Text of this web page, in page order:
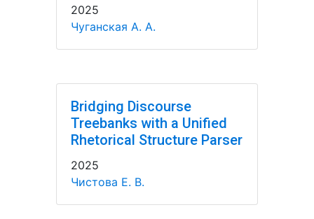
2025
Чуганская А. А.
Bridging Discourse
Treebanks with a Unified
Rhetorical Structure Parser
2025
Чистова Е. В.